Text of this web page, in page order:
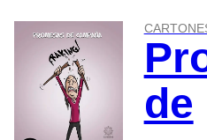
de